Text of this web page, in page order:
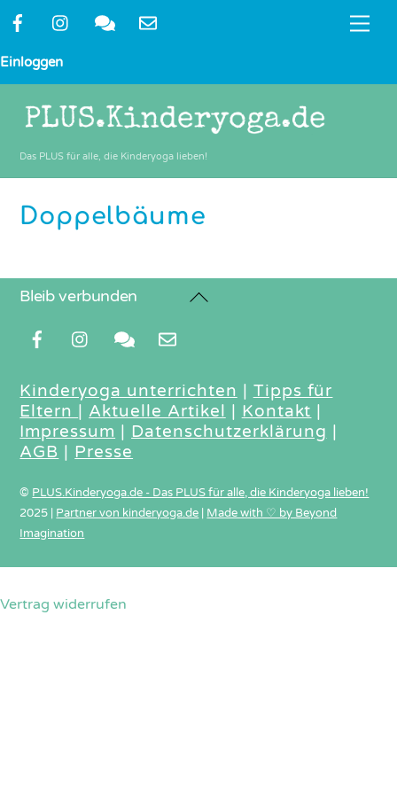
Skip
content
Einloggen
Das PLUS für alle, die Kinderyoga lieben!
Doppelbäume
Back
Bleib verbunden
Kinderyoga unterrichten | Tipps für
Eltern | Aktuelle Artikel | Kontakt |
Impressum | Datenschutzerklärung |
AGB | Presse
© PLUS.Kinderyoga.de - Das PLUS für alle, die Kinderyoga lieben!
2025
Partner von kinderyoga.de
Made with ♡ by Beyond
Imagination
Vertrag widerrufen